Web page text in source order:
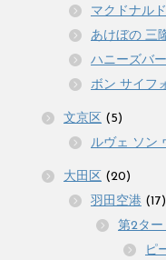
マクドナル
あけぼの 三
ハニーズバ
ボン サイフ
文京区 (5)
ルヴェ ソン
大田区 (20)
羽田空港 (17)
第2タ
ピ